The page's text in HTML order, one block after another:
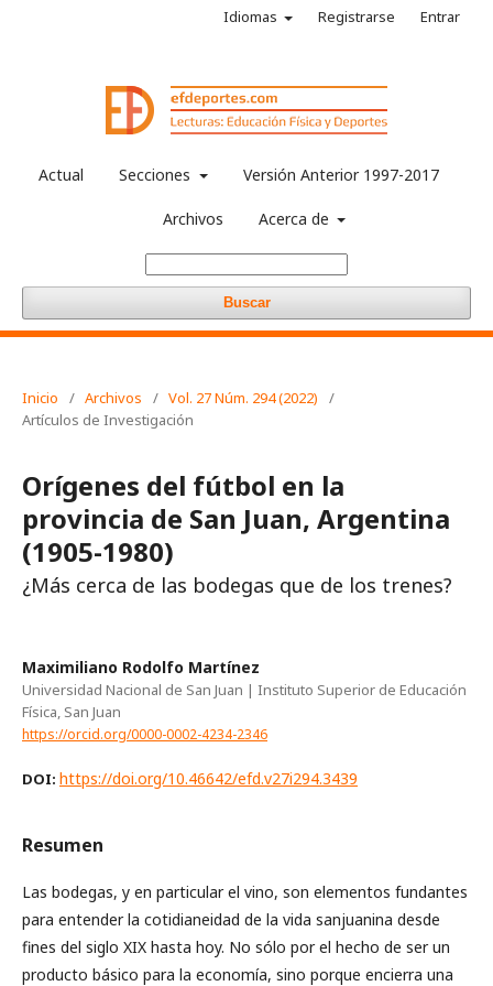
Actual Secciones Versión Anterior 1997-2017
Archivos Acerca de
Buscar
Idiomas Registrarse Entrar
Inicio / Archivos / Vol. 27 Núm. 294 (2022)
/
Artículos de Investigación
Orígenes del fútbol en la
provincia de San Juan, Argentina
(1905-1980)
¿Más cerca de las bodegas que de los trenes?
Maximiliano Rodolfo Martínez
Universidad Nacional de San Juan | Instituto Superior de Educación
Física, San Juan
https://orcid.org/0000-0002-4234-2346
DOI: https://doi.org/10.46642/efd.v27i294.3439
Resumen
Las bodegas, y en particular el vino, son elementos fundantes
para entender la cotidianeidad de la vida sanjuanina desde
fines del siglo XIX hasta hoy. No sólo por el hecho de ser un
producto básico para la economía, sino porque encierra una